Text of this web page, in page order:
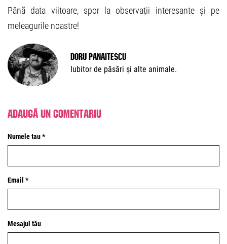
Până data viitoare, spor la observații interesante și pe
meleagurile noastre!
Doru Panaitescu
Iubitor de păsări și alte animale.
Adaugă un comentariu
Numele tau *
Email *
Mesajul tău